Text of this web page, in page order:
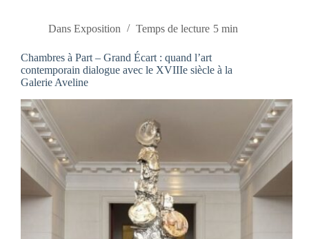
Dans Exposition Temps de lecture 5 min
Chambres à Part – Grand Écart : quand l’art
contemporain dialogue avec le XVIIIe siècle à la
Galerie Aveline